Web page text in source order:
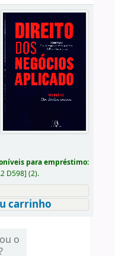
para empréstimo:
D598] (2).
carrinho
o